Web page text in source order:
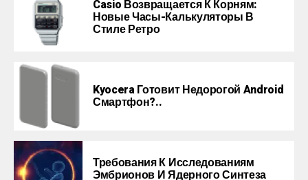
Casio Возвращается К Корням:
Новые Часы-Калькуляторы В
Стиле Ретро
Kyocera Готовит Недорогой Android
Смартфон?..
Требования К Исследованиям
Эмбрионов И Ядерного Синтеза